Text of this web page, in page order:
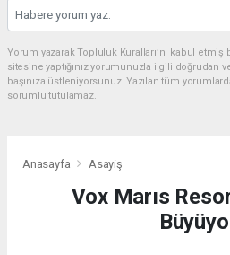
Yorum yazarak Topluluk Kuralları’nı kabul
sitesine yaptığınız yorumunuzla ilgili doğrudan
başınıza üstleniyorsunuz. Yazılan tüm
sorumlu tutulamaz.
Anasayfa Asayiş
Vox Marıs